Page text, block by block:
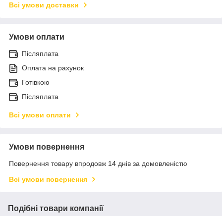
Всі умови доставки
Умови оплати
Післяплата
Оплата на рахунок
Готівкою
Післяплата
Всі умови оплати
Умови повернення
Повернення товару впродовж 14 днів за домовленістю
Всі умови повернення
Подібні товари компанії